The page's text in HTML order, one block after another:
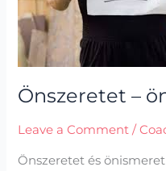
Önszeretet –
Leave a Comment /
Önszeretet és